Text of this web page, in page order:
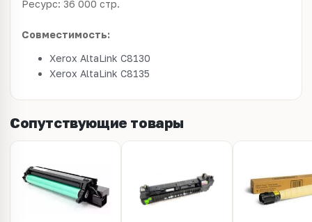
Ресурс: 36 000 стр.
Совместимость:
Xerox AltaLink C8130
Xerox AltaLink C8135
Сопутствующие товары